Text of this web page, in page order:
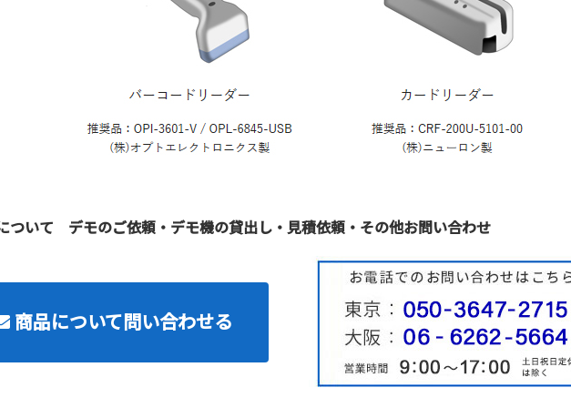
ついて デモのご依頼・デモ機の貸出し・見積依頼・その他お問い合わせ
商品について問い合わせる